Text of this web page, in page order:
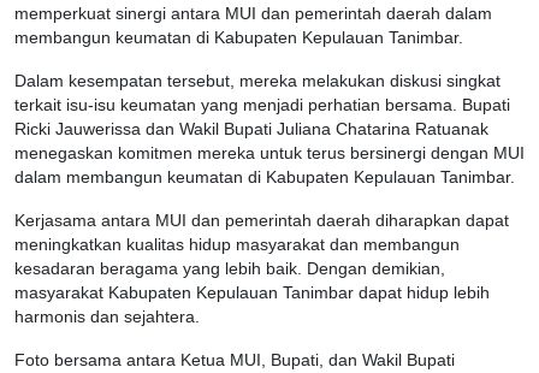
memperkuat sinergi antara MUI dan pemerintah daerah dalam
membangun keumatan di Kabupaten Kepulauan Tanimbar.
Dalam kesempatan tersebut, mereka melakukan diskusi singkat
terkait isu-isu keumatan yang menjadi perhatian bersama. Bupati
Ricki Jauwerissa dan Wakil Bupati Juliana Chatarina Ratuanak
menegaskan komitmen mereka untuk terus bersinergi dengan MUI
dalam membangun keumatan di Kabupaten Kepulauan Tanimbar.
Kerjasama antara MUI dan pemerintah daerah diharapkan dapat
meningkatkan kualitas hidup masyarakat dan membangun
kesadaran beragama yang lebih baik. Dengan demikian,
masyarakat Kabupaten Kepulauan Tanimbar dapat hidup lebih
harmonis dan sejahtera.
Foto bersama antara Ketua MUI, Bupati, dan Wakil Bupati